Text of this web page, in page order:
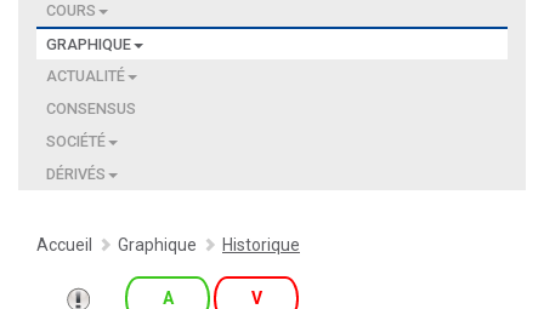
COURS
GRAPHIQUE
ACTUALITÉ
CONSENSUS
SOCIÉTÉ
DÉRIVÉS
Accueil Graphique Historique
A V